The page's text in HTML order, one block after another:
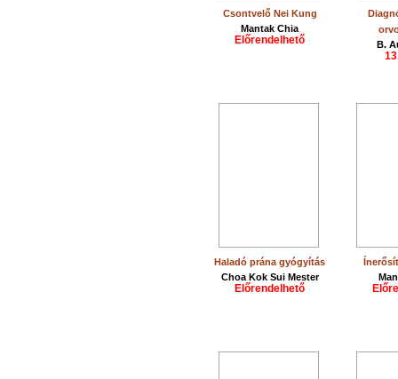
Csontvelő Nei Kung
Mantak Chia
Előrendelhető
B.
Haladó prána gyógyítás
Choa Kok Sui Mester
Előrendelhető